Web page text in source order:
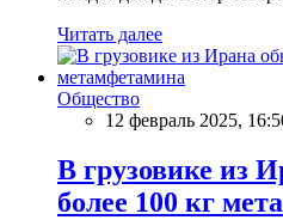
Читать далее
Общество
12 февраль 2025,
В грузовике из
более 100 кг